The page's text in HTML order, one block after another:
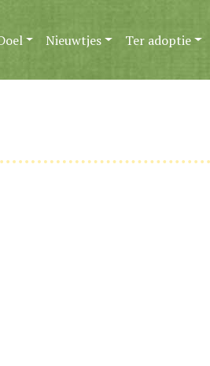
Nieuwtjes Ter adoptie